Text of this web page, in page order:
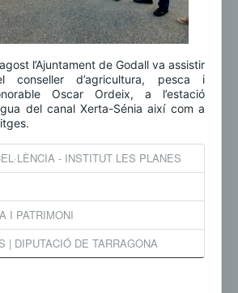
l’Ajuntament de Godall va assistir
d’agricultura, pesca i
Oscar Ordeix, a l’estació
del canal Xerta-Sénia així com a
- INSTITUT LES PLANES
I PATRIMONI
| DIPUTACIÓ DE TARRAGONA